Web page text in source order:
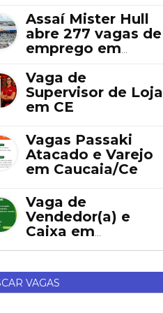
Assaí Mister Hull
abre 277 vagas de
emprego em
Vaga de
Supervisor de Loja
em CE
Vagas Passaki
Atacado e Varejo
em Caucaia/Ce
Vaga de
Vendedor(a) e
Caixa em
VAGAS